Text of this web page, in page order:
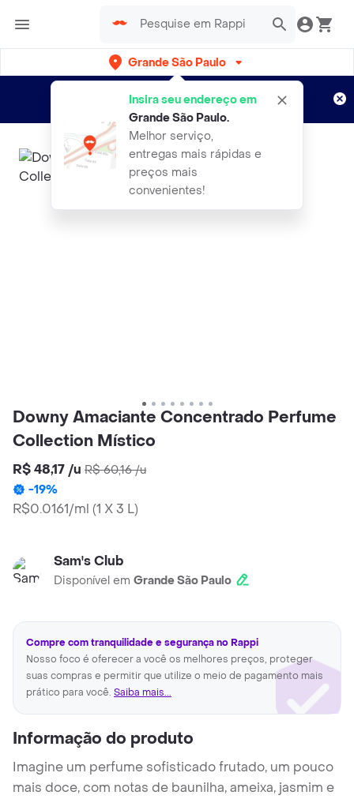
Grande São Paulo
Insira seu endereço em
Grande São Paulo.
Melhor serviço,
entregas mais rápidas e
preços mais
convenientes!
Entregas grátis por 15 dias!
Aplicam T&C
Downy Amaciante Concentrado Perfume
Collection Místico
R$ 48,17 /u R$ 60,16/u
-19%
R$0.0161/ml (1 X 3 L)
Sam's Club
Disponível em Grande São Paulo
Compre com tranquilidade e segurança no Rappi
Nosso foco é oferecer a você os melhores preços, proteger
suas compras e permitir que utilize o meio de pagamento mais
prático para você. Saiba mais...
Informação do produto
Imagine um perfume sofisticado frutado, um pouco
mais doce, com notas de baunilha, ameixa, jasmim e